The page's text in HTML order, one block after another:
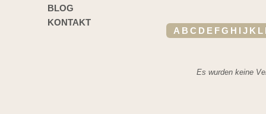
BLOG
KONTAKT
A B C D E FG H I J K L
Es wurden keine